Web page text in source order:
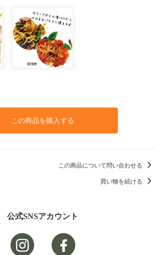
この商品を購入する
この商品について問い合わせる
買い物を続ける
公式SNSアカウント